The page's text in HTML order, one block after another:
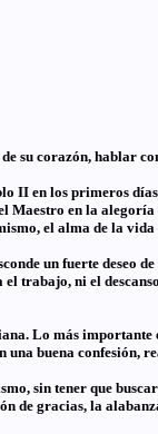
su corazón,
en los primeros
en la
el alma de la
un fuerte deseo
trabajo, ni el
Lo más importante
buena
sin tener que
de gracias, la